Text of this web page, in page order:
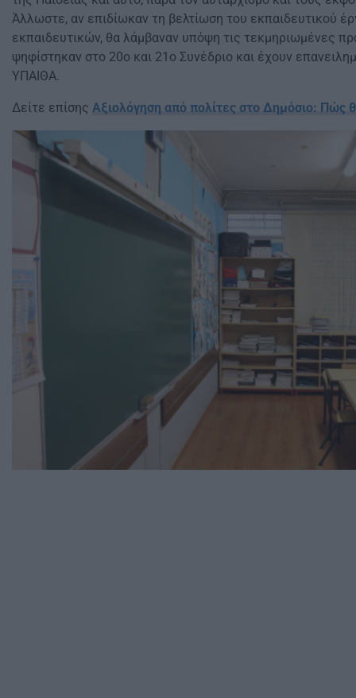
Άλλωστε, αν επιδίωκαν τη βελτίωση του εκπαιδευτικού
εκπαιδευτικών, θα λάμβαναν υπόψη τις τεκμηριωμένες
ψηφίστηκαν στο 20ο και 21ο Συνέδριο και έχουν
ΥΠΑΙΘΑ.
Δείτε επίσης Αξιολόγηση από πολίτες στο Δημόσιο: Πώς